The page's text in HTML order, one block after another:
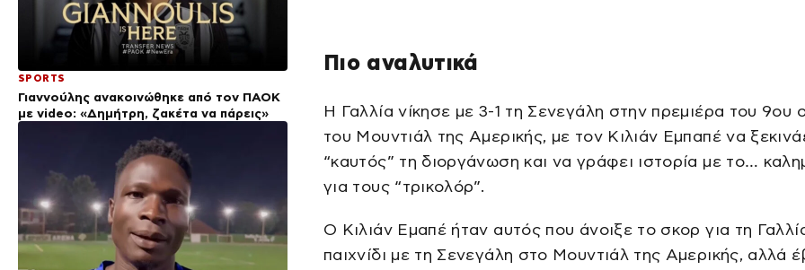
SPORTS
Γιαννούλης ανακοινώθηκε από τον ΠΑΟΚ
με video: «Δημήτρη, ζακέτα να πάρεις»
Πιο αναλυτικά
Η Γαλλία νίκησε με 3-1 τη Σενεγάλη στην πρεμιέρα του 9ου
του Μουντιάλ της Αμερικής, με τον Κιλιάν Εμπαπέ να
“καυτός” τη διοργάνωση και να γράφει ιστορία με το…
για τους “τρικολόρ”.
Ο Κιλιάν Εμαπέ ήταν αυτός που άνοιξε το σκορ για τη
παιχνίδι με τη Σενεγάλη στο Μουντιάλ της Αμερικής, αλλά